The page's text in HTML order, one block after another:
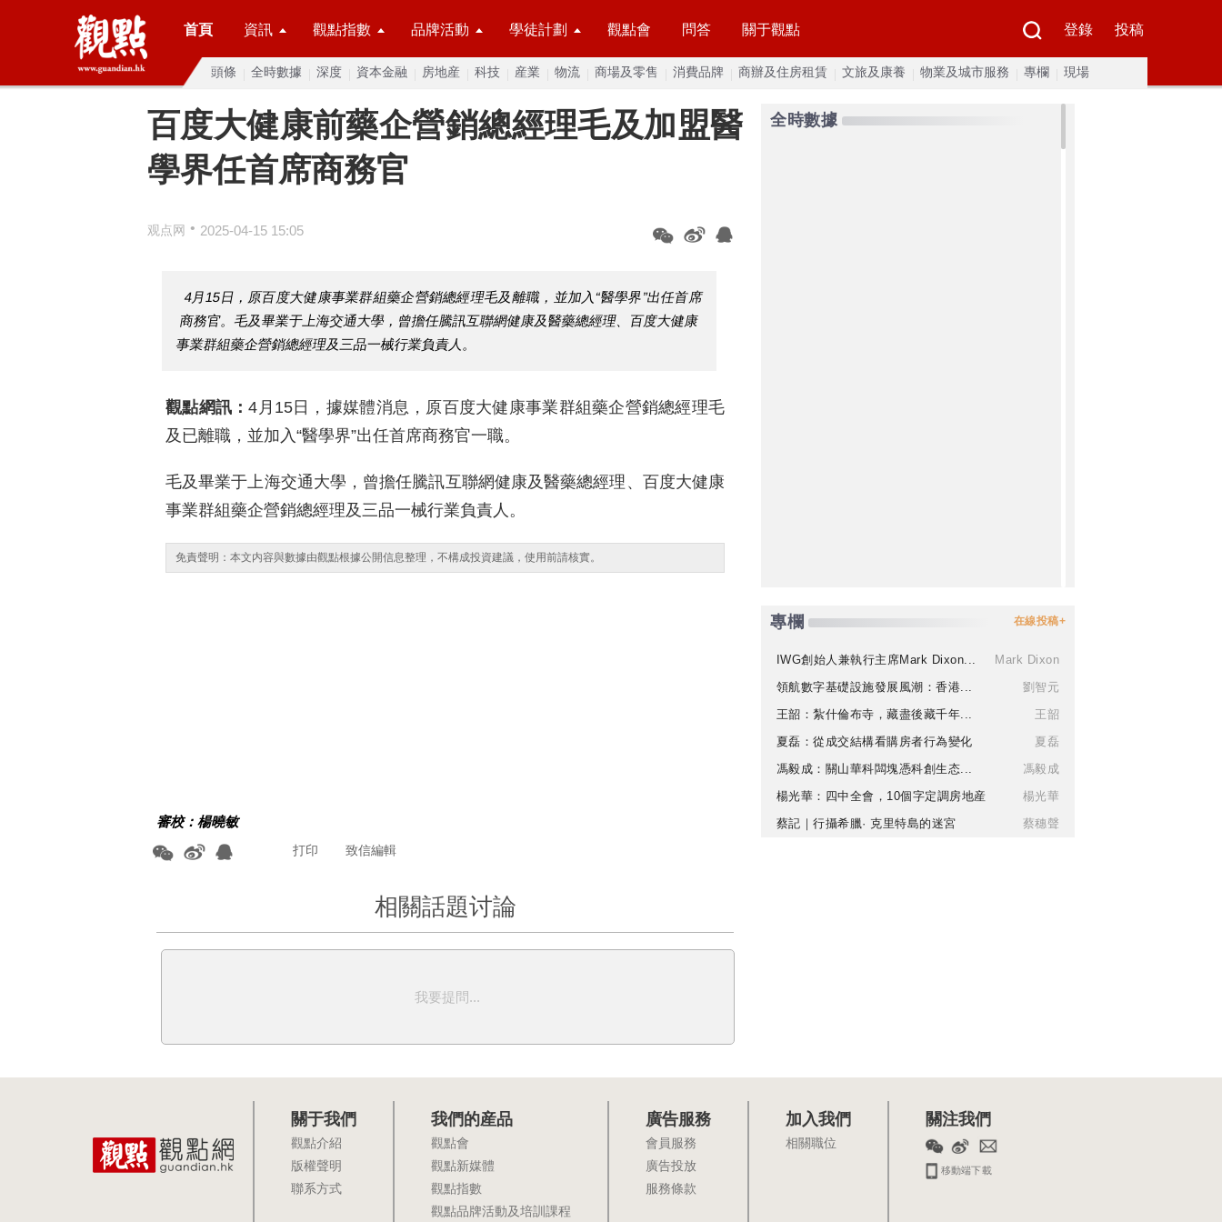
首頁 資訊 觀點指數 品牌活動 學徒計劃 觀點會 問答 關于觀點 登錄 投稿
頭條 全時數據 深度 資本金融 房地産 科技 産業 物流 商場及零售 消費品牌 商辦及住房租賃 文旅及康養 物業及城市服務 專欄 現場
百度大健康前藥企營銷總經理毛及加盟醫
學界任首席商務官
观点网 • 2025-04-15 15:05
4月15日，原百度大健康事業群組藥企營銷總經理毛及離職，並加入“醫學界”出任首席
商務官。毛及畢業于上海交通大學，曾擔任騰訊互聯網健康及醫藥總經理、百度大健康
事業群組藥企營銷總經理及三品一械行業負責人。
觀點網訊：4月15日，據媒體消息，原百度大健康事業群組藥企營銷總經理毛
及已離職，並加入“醫學界”出任首席商務官一職。
毛及畢業于上海交通大學，曾擔任騰訊互聯網健康及醫藥總經理、百度大健康
事業群組藥企營銷總經理及三品一械行業負責人。
免責聲明：本文内容與數據由觀點根據公開信息整理，不構成投資建議，使用前請核實。
審校：楊曉敏
致信編輯
打印
相關話題讨論
我要提問...
全時數據
專欄 在線投稿+
IWG創始人兼執行主席Mark Dixon...
Mark Dixon
領航數字基礎設施發展風潮：香港...
劉智元
王韶：紮什倫布寺，藏盡後藏千年...
王韶
夏磊：從成交結構看購房者行為變化
夏磊
馮毅成：關山華科闆塊憑科創生态...
馮毅成
楊光華：四中全會，10個字定調房地産
楊光華
蔡記｜行攝希臘· 克里特島的迷宮
蔡穗聲
關于我們
觀點介紹
版權聲明
聯系方式
我們的産品
觀點會
觀點新媒體
觀點指數
觀點品牌活動及培訓課程
廣告服務
會員服務
廣告投放
服務條款
加入我們
相關職位
關注我們
移動端下載